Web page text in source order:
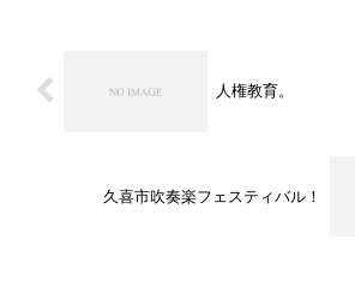
人権教育。
久喜市吹奏楽フェスティバル！